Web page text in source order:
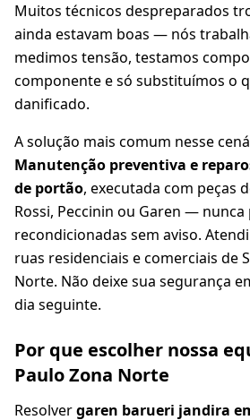
Muitos técnicos despreparados
ainda estavam boas — nós
medimos tensão, testamos
componente e só substituímos o
danificado.
A solução mais comum nesse
Manutenção preventiva e
de portão, executada com peças
Rossi, Peccinin ou Garen — nunca
recondicionadas sem aviso.
ruas residenciais e comerciais de
Norte. Não deixe sua segurança
dia seguinte.
Por que escolher nossa
Paulo Zona Norte
Resolvergaren barueri jandira